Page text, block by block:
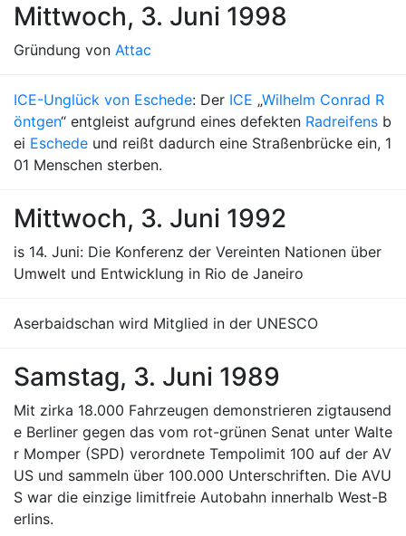
Mittwoch, 3. Juni 1998
Gründung von Attac
ICE-Unglück von Eschede: Der ICE „Wilhelm Conrad R
öntgen“ entgleist aufgrund eines defekten Radreifens b
ei Eschede und reißt dadurch eine Straßenbrücke ein, 1
01 Menschen sterben.
Mittwoch, 3. Juni 1992
is 14. Juni: Die Konferenz der Vereinten Nationen über
Umwelt und Entwicklung in Rio de Janeiro
Aserbaidschan wird Mitglied in der UNESCO
Samstag, 3. Juni 1989
Mit zirka 18.000 Fahrzeugen demonstrieren zigtausend
e Berliner gegen das vom rot-grünen Senat unter Walte
r Momper (SPD) verordnete Tempolimit 100 auf der AV
US und sammeln über 100.000 Unterschriften. Die AVU
S war die einzige limitfreie Autobahn innerhalb West-B
erlins.